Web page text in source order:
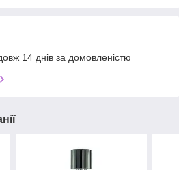
14 днів за домовленістю